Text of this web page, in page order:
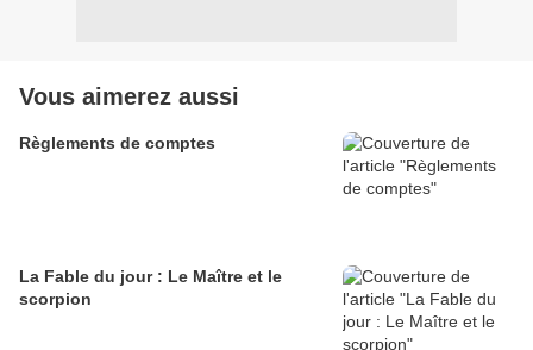
Vous aimerez aussi
Règlements de comptes
La Fable du jour : Le Maître et le
scorpion